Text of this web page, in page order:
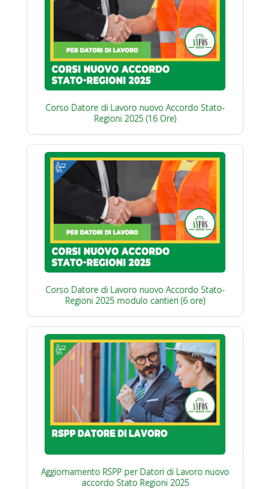
Corso Datore di Lavoro nuovo Accordo Stato-
Regioni 2025 (16 Ore)
Corso Datore di Lavoro nuovo Accordo Stato-
Regioni 2025 modulo cantieri (6 ore)
Aggiornamento RSPP per Datori di Lavoro nuovo
accordo Stato Regioni 2025